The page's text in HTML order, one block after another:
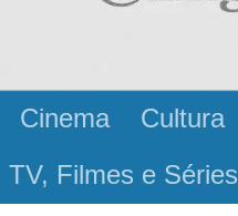
Cinema Cultura
TV, Filmes e Séries